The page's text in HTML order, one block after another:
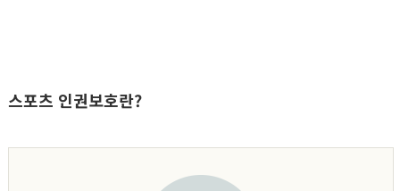
스포츠 인권보호란?